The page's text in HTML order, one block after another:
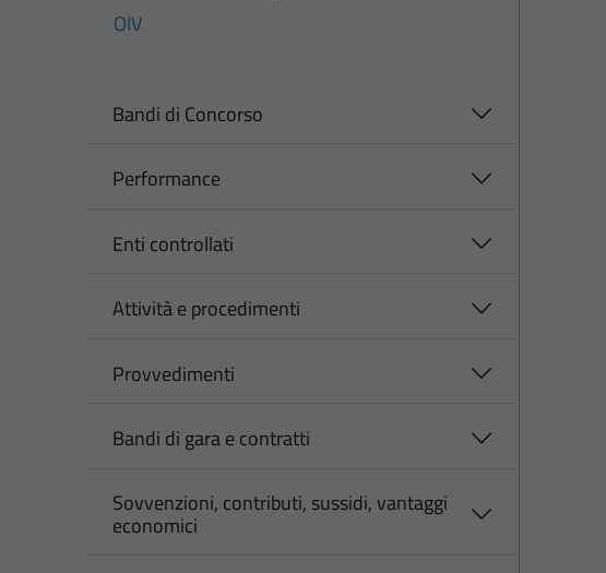
OIV
Bandi di Concorso
Performance
Enti controllati
Attività e procedimenti
Provvedimenti
Bandi di gara e contratti
Sovvenzioni, contributi, sussidi, vantaggi
economici